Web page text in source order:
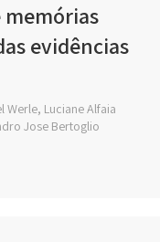
memórias
evidências
Werle, Luciane Alfaia
Jose Bertoglio